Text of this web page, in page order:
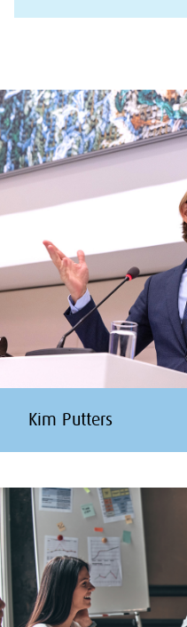
Kim Putters